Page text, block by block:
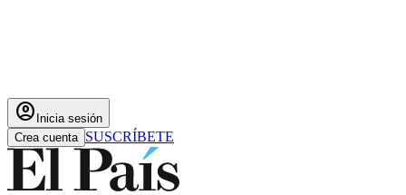
account_circle Inicia sesión
Crea cuenta SUSCRÍBETE